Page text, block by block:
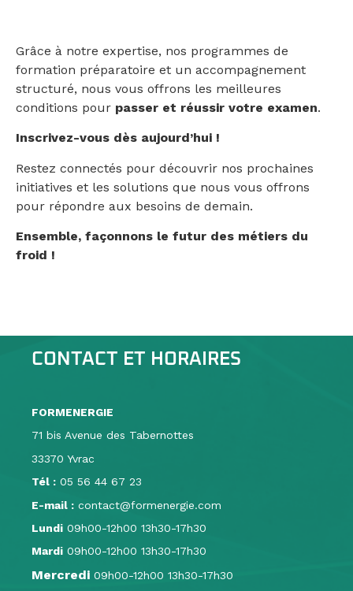
Grâce à notre expertise, nos programmes de
formation préparatoire et un accompagnement
structuré, nous vous offrons les meilleures
conditions pour passer et réussir votre examen.
Inscrivez-vous dès aujourd’hui !
Restez connectés pour découvrir nos prochaines
initiatives et les solutions que nous vous offrons
pour répondre aux besoins de demain.
Ensemble, façonnons le futur des métiers du
froid !
CONTACT ET HORAIRES
FORMENERGIE
71 bis Avenue des Tabernottes
33370 Yvrac
Tél : 05 56 44 67 23
E-mail : contact@formenergie.com
Lundi 09h00-12h00 13h30-17h30
Mardi 09h00-12h00 13h30-17h30
Mercredi 09h00-12h00 13h30-17h30